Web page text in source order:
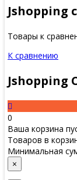
Jshopping
Товары к
К сравнению
Jshopping
0
Ваша корзина
Товаров в
Минимальная
×